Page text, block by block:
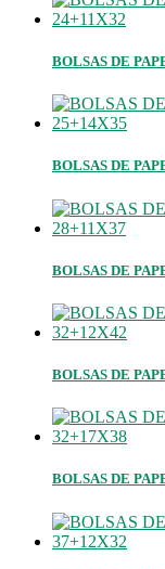
BOLSAS DE
BOLSAS DE
BOLSAS DE
BOLSAS DE
BOLSAS DE